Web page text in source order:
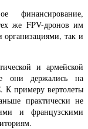
финансирование,
же FPV-дронов им
организациями, так и
и армейской
они держались на
К примеру вертолеты
практически не
и французскими